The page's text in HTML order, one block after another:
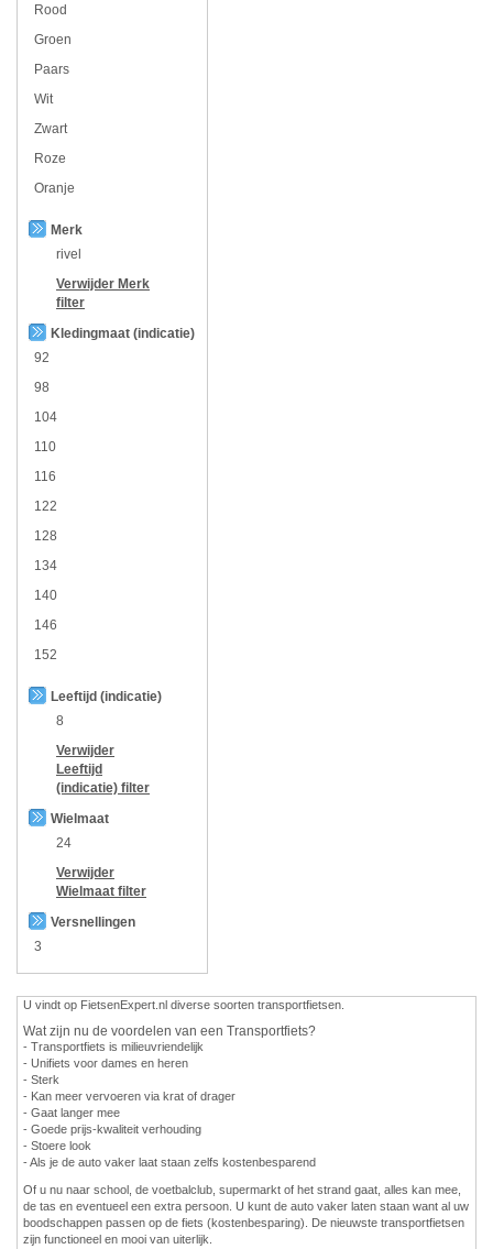
Rood
Groen
Paars
Wit
Zwart
Roze
Oranje
Merk
rivel
Verwijder Merk
filter
Kledingmaat (indicatie)
92
98
104
110
116
122
128
134
140
146
152
Leeftijd (indicatie)
8
Verwijder
Leeftijd
(indicatie) filter
Wielmaat
24
Verwijder
Wielmaat filter
Versnellingen
3
U vindt op FietsenExpert.nl diverse soorten transportfietsen.
Wat zijn nu de voordelen van een Transportfiets?
- Transportfiets is milieuvriendelijk
- Unifiets voor dames en heren
- Sterk
- Kan meer vervoeren via krat of drager
- Gaat langer mee
- Goede prijs-kwaliteit verhouding
- Stoere look
- Als je de auto vaker laat staan zelfs kostenbesparend
Of u nu naar school, de voetbalclub, supermarkt of het strand gaat, alles kan mee,
de tas en eventueel een extra persoon. U kunt de auto vaker laten staan want al uw
boodschappen passen op de fiets (kostenbesparing). De nieuwste transportfietsen
zijn functioneel en mooi van uiterlijk.